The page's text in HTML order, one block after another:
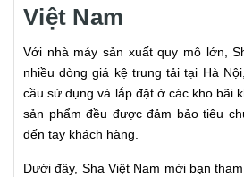
Việt Nam
Với nhà máy sản xuất quy mô lớn,
nhiều dòng giá kệ trung tải tại Hà
cầu sử dụng và lắp đặt ở các kho bãi
sản phẩm đều được đảm bảo tiêu
đến tay khách hàng.
Dưới đây, Sha Việt Nam mời bạn